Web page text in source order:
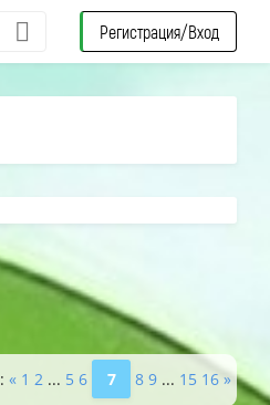
Регистрация/Вход
: « 1 2 ... 5 6 7 8 9 ... 15 16 »